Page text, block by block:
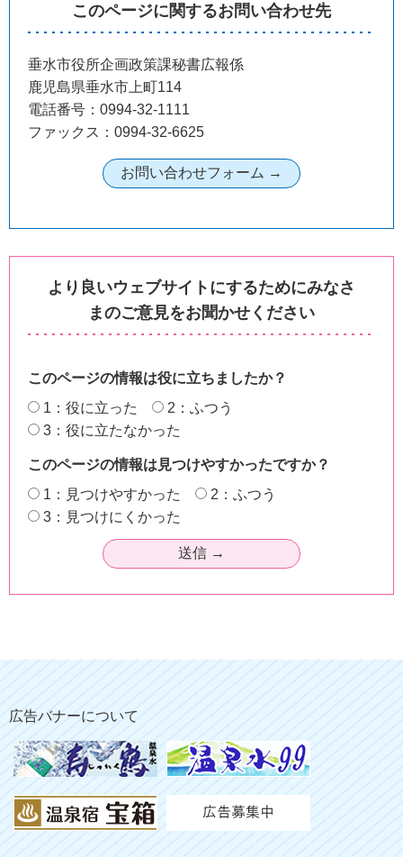
このページに関するお問い合わせ先
垂水市役所企画政策課秘書広報係
鹿児島県垂水市上町114
電話番号：0994-32-1111
ファックス：0994-32-6625
より良いウェブサイトにするためにみなさ
まのご意見をお聞かせください
このページの情報は役に立ちましたか？
1：役に立った
2：ふつう
3：役に立たなかった
このページの情報は見つけやすかったですか？
1：見つけやすかった
2：ふつう
3：見つけにくかった
広告バナーについて